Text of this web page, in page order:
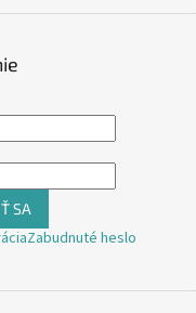
SA
Zabudnuté heslo